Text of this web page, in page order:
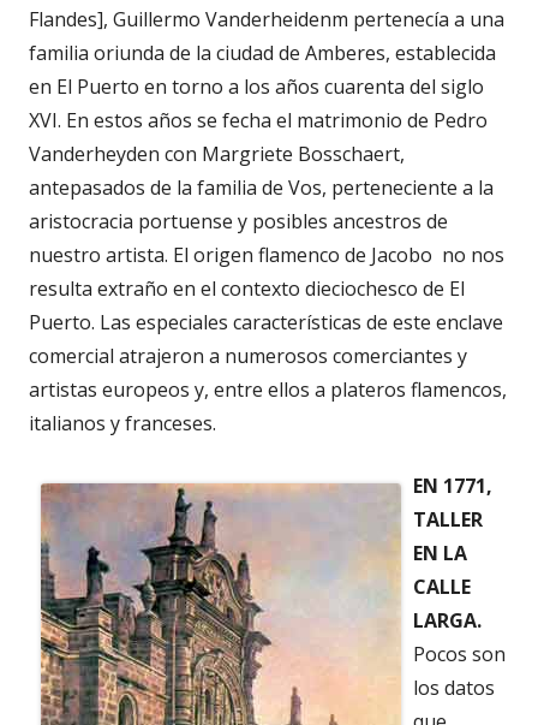
Flandes], Guillermo Vanderheidenm pertenecía a una
familia oriunda de la ciudad de Amberes, establecida
en El Puerto en torno a los años cuarenta del siglo
XVI. En estos años se fecha el matrimonio de Pedro
Vanderheyden con Margriete Bosschaert,
antepasados de la familia de Vos, perteneciente a la
aristocracia portuense y posibles ancestros de
nuestro artista. El origen flamenco de Jacobo no nos
resulta extraño en el contexto dieciochesco de El
Puerto. Las especiales características de este enclave
comercial atrajeron a numerosos comerciantes y
artistas europeos y, entre ellos a plateros flamencos,
italianos y franceses.
EN 1771,
TALLER
EN LA
CALLE
LARGA.
Pocos son
los datos